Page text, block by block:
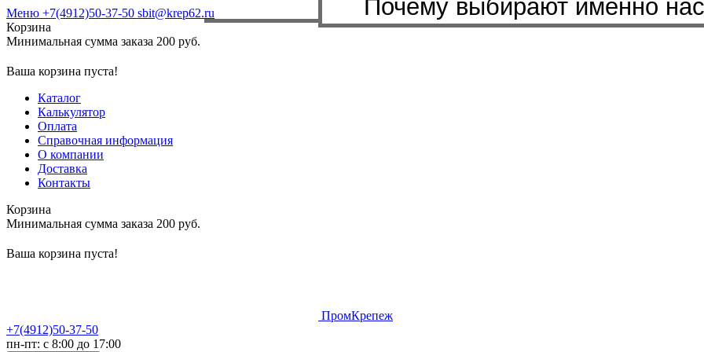
Меню +7(4912)50-37-50 sbit@krep62.ru
Корзина
Минимальная сумма заказа 200 руб.
Ваша корзина пуста!
Каталог
Калькулятор
Оплата
Справочная информация
О компании
Доставка
Контакты
Корзина
Минимальная сумма заказа 200 руб.
Ваша корзина пуста!
ПромКрепеж
+7(4912)50-37-50
пн-пт: с 8:00 до 17:00
Почему выбирают именно